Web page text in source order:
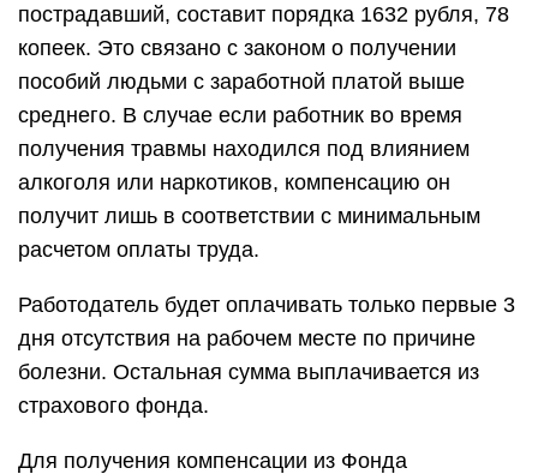
пострадавший, составит порядка 1632 рубля, 78
копеек. Это связано с законом о получении
пособий людьми с заработной платой выше
среднего. В случае если работник во время
получения травмы находился под влиянием
алкоголя или наркотиков, компенсацию он
получит лишь в соответствии с минимальным
расчетом оплаты труда.
Работодатель будет оплачивать только первые 3
дня отсутствия на рабочем месте по причине
болезни. Остальная сумма выплачивается из
страхового фонда.
Для получения компенсации из Фонда